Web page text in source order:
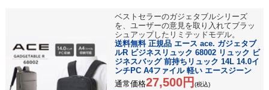
ベストセラーのガジェタブルシリーズ
を、ユーザーの意見を取り入れてブラッ
シュアップしたリミテッドモデル。
送料無料 正規品 エース ace. ガジェタブ
ルR ビジネスリュック 68002 リュック ビ
ジネスバッグ 前持ちリュック 14L 14.0イ
ンチPC A4ファイル 軽い エースジーン
通常価格27,500円 (税込)